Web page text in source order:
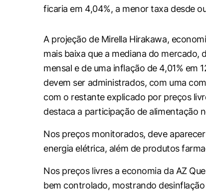
ficaria em 4,04%, a menor taxa desde
A projeção de Mirella Hirakawa,
mais baixa que a mediana do mercado,
mensal e de uma inflação de 4,01% em
devem ser administrados, com uma
com o restante explicado por preços
destaca a participação de alimentação
Nos preços monitorados, deve
energia elétrica, além de produtos
Nos preços livres a economia da AZ
bem controlado, mostrando